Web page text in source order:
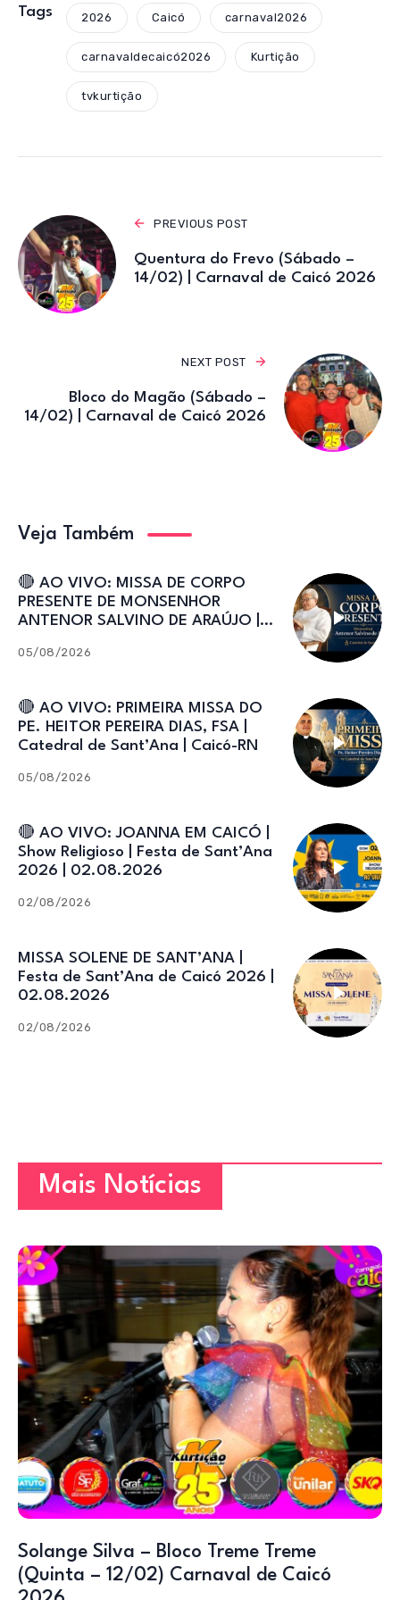
s
A
p
p
e
b
o
te
r
gr
a
m
Tags 2026 Caicó carnaval2026
carnavaldecaicó2026 Kurtição
tvkurtição
PREVIOUS POST
Quentura do Frevo (Sábado –
14/02) | Carnaval de Caicó 2026
NEXT POST
Bloco do Magão (Sábado –
14/02) | Carnaval de Caicó 2026
Veja Também
🔴 AO VIVO: MISSA DE CORPO
PRESENTE DE MONSENHOR
ANTENOR SALVINO DE ARAÚJO |
05/08/2026
🔴 AO VIVO: PRIMEIRA MISSA DO
PE. HEITOR PEREIRA DIAS, FSA |
Catedral de Sant’Ana | Caicó-RN
05/08/2026
🔴 AO VIVO: JOANNA EM CAICÓ |
Show Religioso | Festa de Sant’Ana
2026 | 02.08.2026
02/08/2026
MISSA SOLENE DE SANT’ANA |
Festa de Sant’Ana de Caicó 2026 |
02.08.2026
02/08/2026
Mais Notícias
Solange Silva – Bloco Treme Treme
(Quinta – 12/02) Carnaval de Caicó